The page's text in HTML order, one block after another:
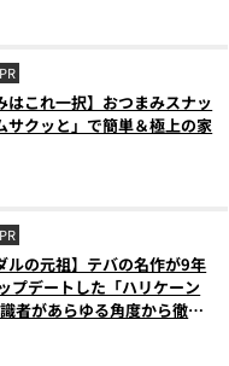
PR
はこれ一択】おつまみスナッ
サクッと」で簡単＆極上の家
PR
ルの元祖】テバの名作が9年
プデートした「ハリケーン
者があらゆる角度から徹底